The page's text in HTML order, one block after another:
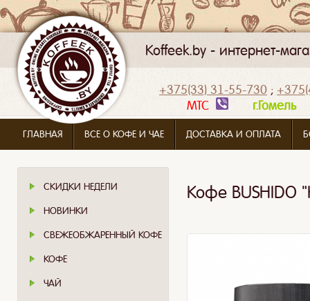
Koffeek.by - интернет-
+375(33) 31-55-730 ;
МТС
ГЛАВНАЯ ВСЕ О КОФЕ И ЧАЕ ДОСТАВКА И ОПЛАТА
СКИДКИ НЕДЕЛИ
НОВИНКИ
СВЕЖЕОБЖАРЕННЫЙ КОФЕ
КОФЕ
ЧАЙ
Кофе BUSHIDO